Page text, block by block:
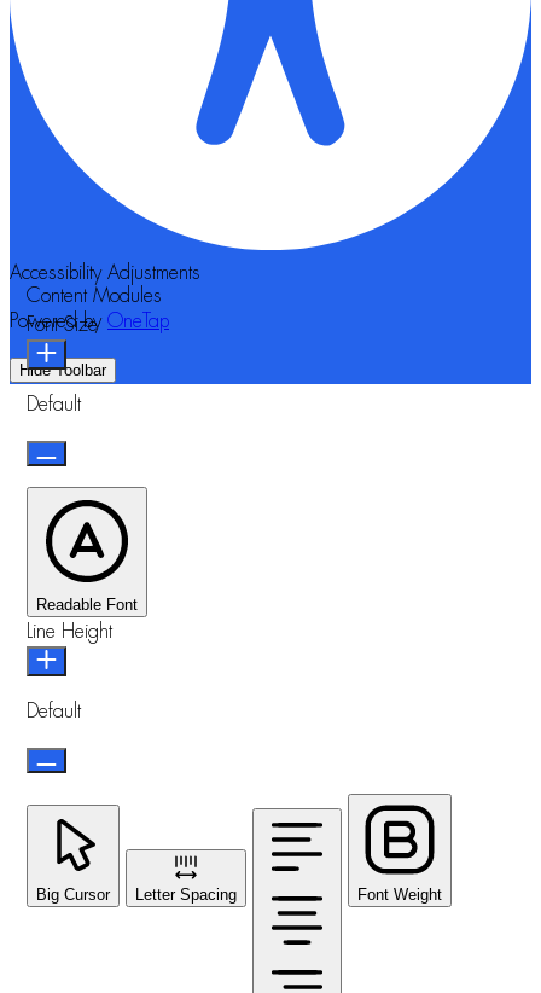
Accessibility Adjustments
Powered by OneTap
Hide Toolbar
Content Modules
Font Size
Default
Readable Font
Line Height
Default
Big Cursor Letter Spacing Font Weight